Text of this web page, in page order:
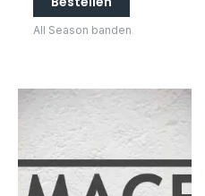
All Season banden